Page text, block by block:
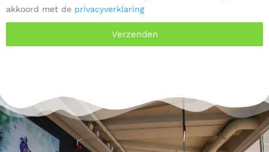
akkoord met de privacyverklaring
Verzenden